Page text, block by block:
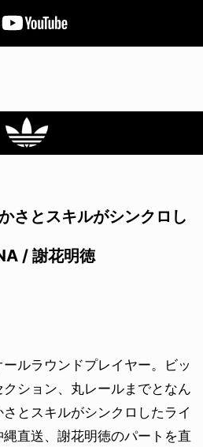
さとスキルがシンクロし
/ 謝花明徳
ルラウンドプレイヤー。ビッ
ション、丸レールまでとなん
とスキルがシンクロしたライ
直送、謝花明徳のパートを直